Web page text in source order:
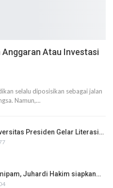
Anggaran Atau Investasi
selalu diposisikan sebagai jalan
Namun,…
Presiden Gelar Literasi…
Juhardi Hakim siapkan…